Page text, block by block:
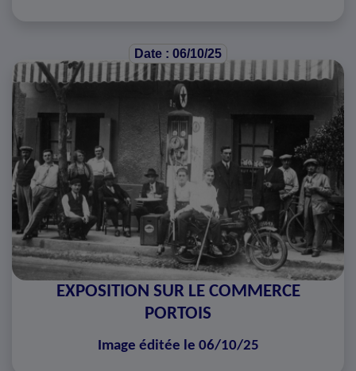
Date : 06/10/25
EXPOSITION SUR LE COMMERCE
PORTOIS
Image éditée le 06/10/25